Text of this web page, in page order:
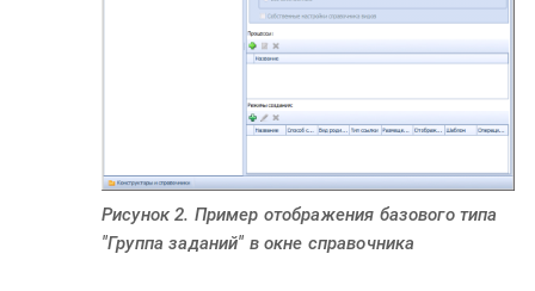
Рисунок 2. Пример отображения базового типа
"Группа заданий" в окне справочника